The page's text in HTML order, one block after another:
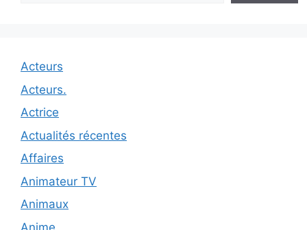
Acteurs
Acteurs.
Actrice
Actualités récentes
Affaires
Animateur TV
Animaux
Anime